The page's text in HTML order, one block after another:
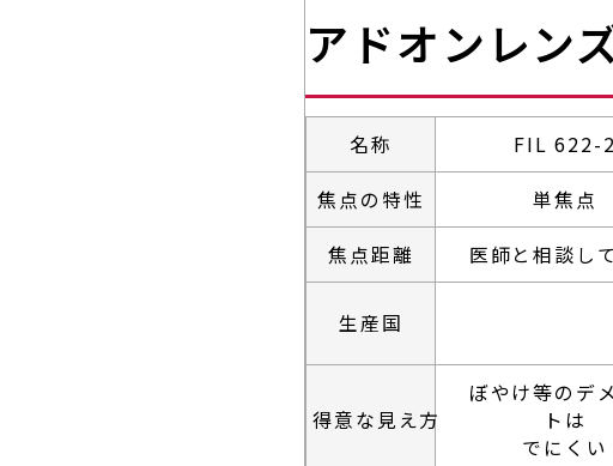
診療内容一覧
一般診療
白内障手術
斜視手術
眼瞼下垂の治療
（点眼薬と日帰り眼瞼手術
アドオンレン
名称 FIL 622-2
焦点の特性
単焦点
焦点距離
医師と相談し
生産国
得意な見え方
ぼやけ等のデ
トは
でにくい